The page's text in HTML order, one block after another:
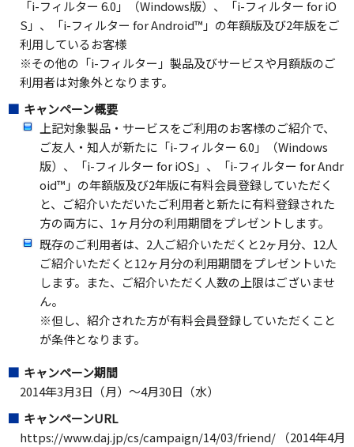
「i-フィルター 6.0」（Windows版）、「i-フィルター for iO
S」、「i-フィルター for Android™」の年額版及び2年版をご
利用しているお客様
※その他の「i-フィルター」製品及びサービスや月額版のご
利用者は対象外となります。
キャンペーン概要
上記対象製品・サービスをご利用のお客様のご紹介で、
ご友人・知人が新たに「i-フィルター 6.0」（Windows
版）、「i-フィルター for iOS」、「i-フィルター for Andr
oid™」の年額版及び2年版に有料会員登録していただく
と、ご紹介いただいたご利用者と新たに有料登録された
方の両方に、1ヶ月分の利用期間をプレゼントします。
既存のご利用者は、2人ご紹介いただくと2ヶ月分、12人
ご紹介いただくと12ヶ月分の利用期間をプレゼントいた
します。また、ご紹介いただく人数の上限はございませ
ん。
※但し、紹介された方が有料会員登録していただくこと
が条件となります。
キャンペーン期間
2014年3月3日（月）～4月30日（水）
キャンペーンURL
https://www.daj.jp/cs/campaign/14/03/friend/ （2014年4月